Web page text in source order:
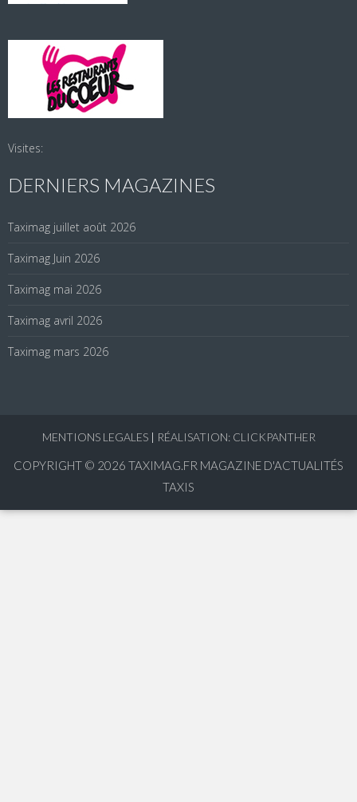
Visites:
DERNIERS MAGAZINES
Taximag juillet août 2026
Taximag Juin 2026
Taximag mai 2026
Taximag avril 2026
Taximag mars 2026
MENTIONS LEGALES | RÉALISATION: CLICKPANTHER
COPYRIGHT © 2026 TAXIMAG.FR MAGAZINE D'ACTUALITÉS
TAXIS